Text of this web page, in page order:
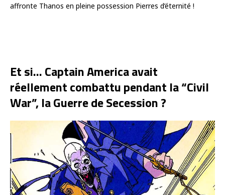
affronte Thanos en pleine possession Pierres d’éternité !
Et si… Captain America avait
réellement combattu pendant la “Civil
War”, la Guerre de Secession ?